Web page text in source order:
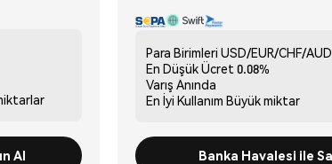
Al
Para Birimleri USD/EUR/CHF/
En Düşük Ücret 0.08%
Varış Anında
En İyi Kullanım Büyük miktar
Banka Havalesi ile